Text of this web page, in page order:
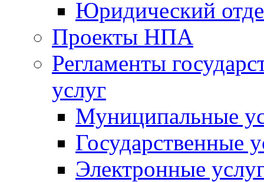
Юридический
Проекты НПА
Регламенты
услуг
Муниципальные
Государственные
Электронные